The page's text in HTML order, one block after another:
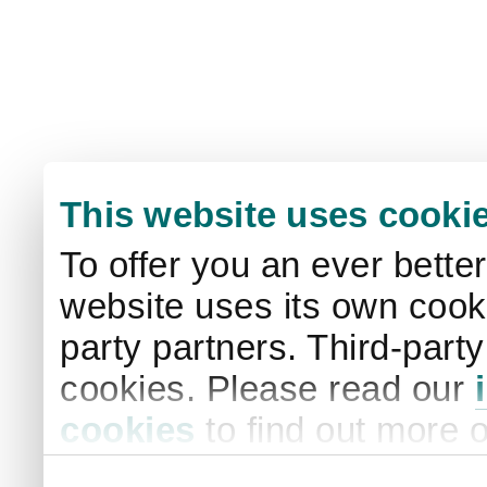
This website uses
To offer you an ever
website uses its own
party partners. Third-
cookies. Please read our
cookies to find out more